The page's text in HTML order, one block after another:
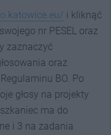
i kliknąć
nr PESEL oraz
zaznaczyć
oraz
BO. Po
głosy na projekty
ma do
i 3 na zadania